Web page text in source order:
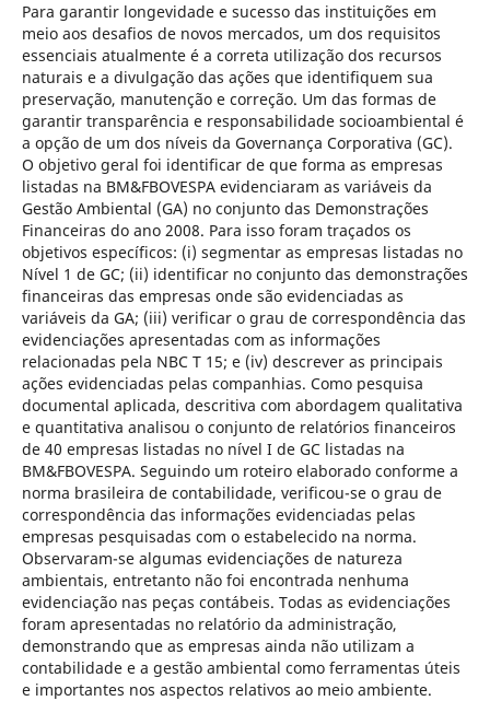
Para garantir longevidade e sucesso das instituições em
meio aos desafios de novos mercados, um dos requisitos
essenciais atualmente é a correta utilização dos recursos
naturais e a divulgação das ações que identifiquem sua
preservação, manutenção e correção. Um das formas de
garantir transparência e responsabilidade socioambiental é
a opção de um dos níveis da Governança Corporativa (GC).
O objetivo geral foi identificar de que forma as empresas
listadas na BM&FBOVESPA evidenciaram as variáveis da
Gestão Ambiental (GA) no conjunto das Demonstrações
Financeiras do ano 2008. Para isso foram traçados os
objetivos específicos: (i) segmentar as empresas listadas no
Nível 1 de GC; (ii) identificar no conjunto das demonstrações
financeiras das empresas onde são evidenciadas as
variáveis da GA; (iii) verificar o grau de correspondência das
evidenciações apresentadas com as informações
relacionadas pela NBC T 15; e (iv) descrever as principais
ações evidenciadas pelas companhias. Como pesquisa
documental aplicada, descritiva com abordagem qualitativa
e quantitativa analisou o conjunto de relatórios financeiros
de 40 empresas listadas no nível I de GC listadas na
BM&FBOVESPA. Seguindo um roteiro elaborado conforme a
norma brasileira de contabilidade, verificou-se o grau de
correspondência das informações evidenciadas pelas
empresas pesquisadas com o estabelecido na norma.
Observaram-se algumas evidenciações de natureza
ambientais, entretanto não foi encontrada nenhuma
evidenciação nas peças contábeis. Todas as evidenciações
foram apresentadas no relatório da administração,
demonstrando que as empresas ainda não utilizam a
contabilidade e a gestão ambiental como ferramentas úteis
e importantes nos aspectos relativos ao meio ambiente.